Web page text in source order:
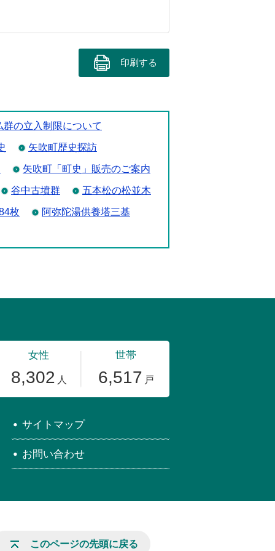
印刷する
の立入制限について
矢吹町歴史探訪
矢吹町「町史」販売のご案内
谷中古墳群 五本松の松並木
枚 阿弥陀湯供養塔三基
サイトマップ
お問い合わせ
このページの先頭に戻る